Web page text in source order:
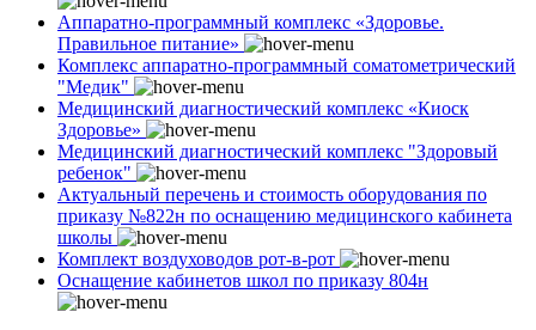
Аппаратно-программный комплекс «Здоровье.
Правильное питание»
Комплекс аппаратно-программный соматометрический
"Медик"
Медицинский диагностический комплекс «Киоск
Здоровье»
Медицинский диагностический комплекс "Здоровый
ребенок"
Актуальный перечень и стоимость оборудования по
приказу №822н по оснащению медицинского кабинета
школы
Комплект воздуховодов рот-в-рот
Оснащение кабинетов школ по приказу 804н